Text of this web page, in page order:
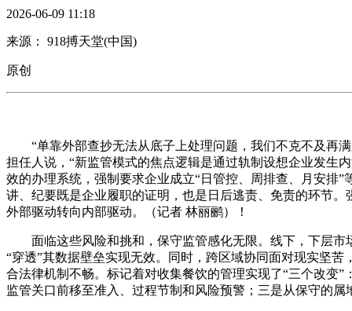
2026-06-09 11:18
来源： 918搏天堂(中国)
原创
“单靠外部查抄无法从底子上处理问题，我们不克不及再满
担任人说，“新监管模式的焦点逻辑是通过轨制设想企业发生
效的办理系统，强制要求企业成立“日管控、周排查、月安排
讲、纪要既是企业履职的证明，也是日后逃责、免责的环节
外部驱动转向内部驱动。（记者 林丽鹂）！
面临这些风险和挑和，保守监管感化无限。线下，下层市
“穿透”其数据壁垒实现无效。同时，跨区域协同面对现实坚
合法律机制不畅。标记着对收集餐饮的管理实现了“三个改变
监管关口前移至准入、过程节制和风险预警；三是从保守的